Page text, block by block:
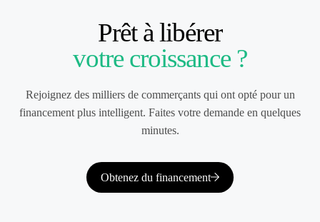
Prêt à libérer
votre croissance ?
Rejoignez des milliers de commerçants qui ont opté pour un
financement plus intelligent. Faites votre demande en quelques
minutes.
Obtenez du financement